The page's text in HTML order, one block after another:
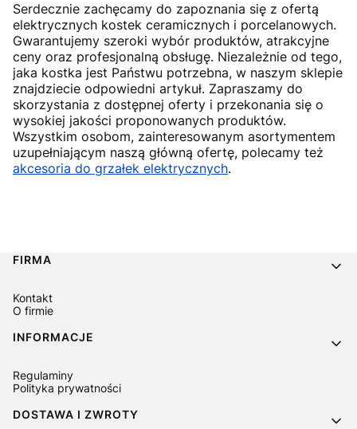
Serdecznie zachęcamy do zapoznania się z ofertą
elektrycznych kostek ceramicznych i porcelanowych.
Gwarantujemy szeroki wybór produktów, atrakcyjne
ceny oraz profesjonalną obsługę. Niezależnie od tego,
jaka kostka jest Państwu potrzebna, w naszym sklepie
znajdziecie odpowiedni artykuł. Zapraszamy do
skorzystania z dostępnej oferty i przekonania się o
wysokiej jakości proponowanych produktów.
Wszystkim osobom, zainteresowanym asortymentem
uzupełniającym naszą główną ofertę, polecamy też
akcesoria do grzałek elektrycznych.
Linki w stopce
FIRMA
Kontakt
O firmie
INFORMACJE
Regulaminy
Polityka prywatności
DOSTAWA I ZWROTY